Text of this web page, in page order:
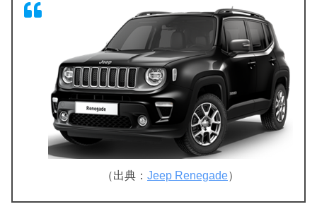
（出典： Jeep Renegade）